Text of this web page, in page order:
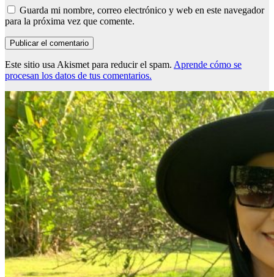
Guarda mi nombre, correo electrónico y web en este navegador
para la próxima vez que comente.
Este sitio usa Akismet para reducir el spam. Aprende cómo se
procesan los datos de tus comentarios.